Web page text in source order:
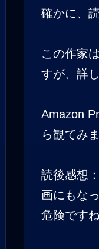
確かに、
この作家
すが、詳
Amazon
ら観てみ
読後感想
画にもな
危険です